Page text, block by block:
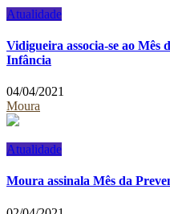
Atualidade
Vidigueira associa-se ao Mês
Infância
04/04/2021
Moura
Atualidade
Moura assinala Mês da